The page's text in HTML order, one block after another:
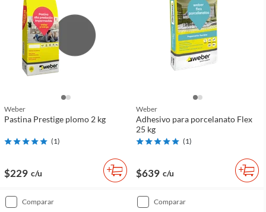
Weber
Pastina Prestige plomo 2 kg
(1)
$229 c/u
Weber
Adhesivo para porcelanato Flex
25 kg
(1)
$639 c/u
comparar comparar